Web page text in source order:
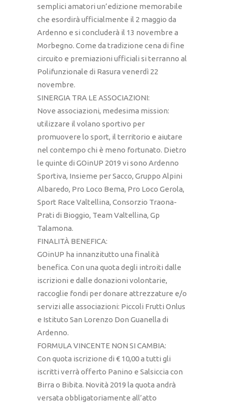
semplici amatori un’edizione memorabile
che esordirà ufficialmente il 2 maggio da
Ardenno e si concluderà il 13 novembre a
Morbegno. Come da tradizione cena di fine
circuito e premiazioni ufficiali si terranno al
Polifunzionale di Rasura venerdì 22
novembre.
SINERGIA TRA LE ASSOCIAZIONI:
Nove associazioni, medesima mission:
utilizzare il volano sportivo per
promuovere lo sport, il territorio e aiutare
nel contempo chi è meno fortunato. Dietro
le quinte di GOinUP 2019 vi sono Ardenno
Sportiva, Insieme per Sacco, Gruppo Alpini
Albaredo, Pro Loco Bema, Pro Loco Gerola,
Sport Race Valtellina, Consorzio Traona-
Prati di Bioggio, Team Valtellina, Gp
Talamona.
FINALITÀ BENEFICA:
GOinUP ha innanzitutto una finalità
benefica. Con una quota degli introiti dalle
iscrizioni e dalle donazioni volontarie,
raccoglie fondi per donare attrezzature e/o
servizi alle associazioni: Piccoli Frutti Onlus
e Istituto San Lorenzo Don Guanella di
Ardenno.
FORMULA VINCENTE NON SI CAMBIA:
Con quota iscrizione di € 10,00 a tutti gli
iscritti verrà offerto Panino e Salsiccia con
Birra o Bibita. Novità 2019 la quota andrà
versata obbligatoriamente all’atto